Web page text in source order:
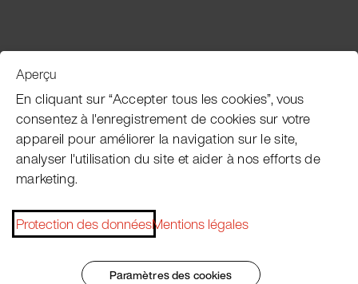
Subscribe Pacojet Newsletter
Would you like to be regularly updated on news, event
Aperçu
En cliquant sur “Accepter tous les cookies”, vous
consentez à l'enregistrement de cookies sur votre
appareil pour améliorer la navigation sur le site,
analyser l'utilisation du site et aider à nos efforts de
marketing.
Protection des donnéesMentions légales
Paramètres des cookies